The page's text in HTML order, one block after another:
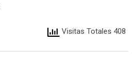
Visitas Totales 408